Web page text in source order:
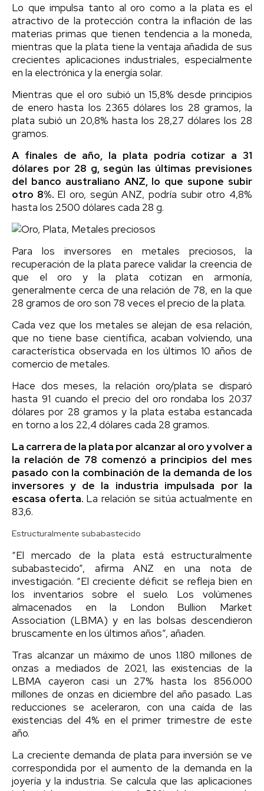
Lo que impulsa tanto al oro como a la plata es el
atractivo de la protección contra la inflación de las
materias primas que tienen tendencia a la moneda,
mientras que la plata tiene la ventaja añadida de sus
crecientes aplicaciones industriales, especialmente
en la electrónica y la energía solar.
Mientras que el oro subió un 15,8% desde principios
de enero hasta los 2365 dólares los 28 gramos, la
plata subió un 20,8% hasta los 28,27 dólares los 28
gramos.
A finales de año, la plata podría cotizar a 31
dólares por 28 g, según las últimas previsiones
del banco australiano ANZ, lo que supone subir
otro 8%. El oro, según ANZ, podría subir otro 4,8%
hasta los 2500 dólares cada 28 g.
Para los inversores en metales preciosos, la
recuperación de la plata parece validar la creencia de
que el oro y la plata cotizan en armonía,
generalmente cerca de una relación de 78, en la que
28 gramos de oro son 78 veces el precio de la plata.
Cada vez que los metales se alejan de esa relación,
que no tiene base científica, acaban volviendo, una
característica observada en los últimos 10 años de
comercio de metales.
Hace dos meses, la relación oro/plata se disparó
hasta 91 cuando el precio del oro rondaba los 2037
dólares por 28 gramos y la plata estaba estancada
en torno a los 22,4 dólares cada 28 gramos.
La carrera de la plata por alcanzar al oro y volver a
la relación de 78 comenzó a principios del mes
pasado con la combinación de la demanda de los
inversores y de la industria impulsada por la
escasa oferta. La relación se sitúa actualmente en
83,6.
Estructuralmente subabastecido
“El mercado de la plata está estructuralmente
subabastecido”, afirma ANZ en una nota de
investigación. “El creciente déficit se refleja bien en
los inventarios sobre el suelo. Los volúmenes
almacenados en la London Bullion Market
Association (LBMA) y en las bolsas descendieron
bruscamente en los últimos años”, añaden.
Tras alcanzar un máximo de unos 1.180 millones de
onzas a mediados de 2021, las existencias de la
LBMA cayeron casi un 27% hasta los 856.000
millones de onzas en diciembre del año pasado. Las
reducciones se aceleraron, con una caída de las
existencias del 4% en el primer trimestre de este
año.
La creciente demanda de plata para inversión se ve
correspondida por el aumento de la demanda en la
joyería y la industria. Se calcula que las aplicaciones